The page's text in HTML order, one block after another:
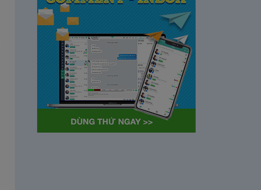
28/05/2020
63361
Khi tham gia chương trình
Partner Program của YouTube,
…
Cách bỏ ẩn trò chuyện trên
Zalo ở thiết bị máy tính và
điện thoại iphone
26/05/2020
62303
Bỏ ẩn cuộc trò chuyện là tính
năng khá…